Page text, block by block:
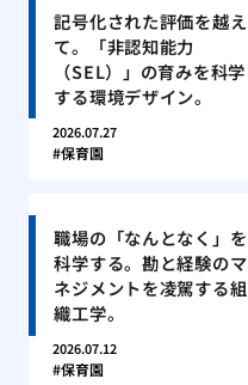
記号化された評価を越え
て。「非認知能力
（SEL）」の育みを科学
する環境デザイン。
2026.07.27
保育園
職場の「なんとなく」を
科学する。勘と経験のマ
ネジメントを凌駕する組
織工学。
2026.07.12
保育園